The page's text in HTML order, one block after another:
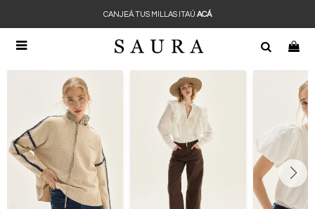

CANJEÁ TUS MILLAS ITAÚ ACÁ